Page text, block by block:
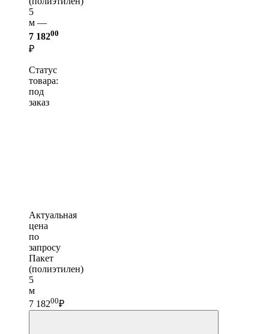
5
м —
7 18200
₽
Статус
товара:
под
заказ
Актуальная
цена
по
запросу
Пакет
(полиэтилен)
5
м
7 18200₽